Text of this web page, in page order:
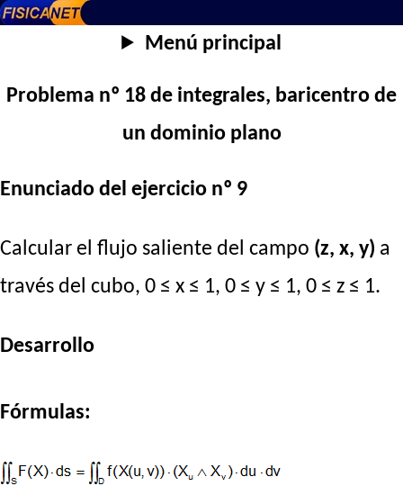
Menú principal
Problema nº 18 de integrales, baricentro de
un dominio plano
Enunciado del ejercicio nº 9
Calcular el flujo saliente del campo (z, x, y) a
través del cubo, 0 ≤ x ≤ 1, 0 ≤ y ≤ 1, 0 ≤ z ≤ 1.
Desarrollo
Fórmulas: